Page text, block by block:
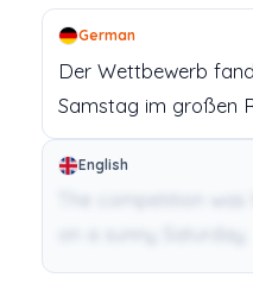
German
Der Wettbewerbfand
Samstag im großen
English